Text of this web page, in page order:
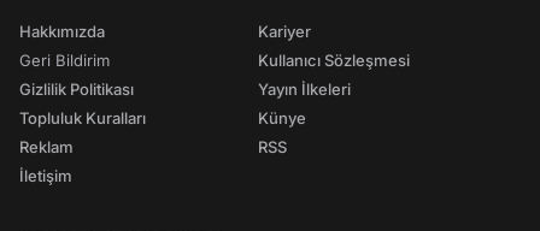
Hakkımızda
Geri Bildirim
Gizlilik Politikası
Topluluk Kuralları
Reklam
İletişim
Kariyer
Kullanıcı Sözleşmesi
Yayın İlkeleri
Künye
RSS